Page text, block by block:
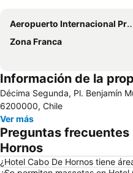
Aeropuerto Internacional Presidente Carlos Ibáñez del Campo
Zona Franca
Información de la
Décima Segunda, Pl. Benjamín
6200000, Chile
Ver más
Preguntas frecuentes
Hornos
¿Hotel Cabo De Hornos tiene